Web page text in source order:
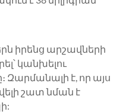
իրենց արշավների
կանխելու
է, որ այս
շատ նման է